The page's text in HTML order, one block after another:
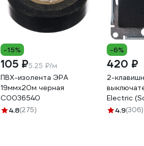
-15%
105 ₽5.25 ₽/м
ПВХ-изолента ЭРА
19ммх20м черная
C0036540
4.8(275)
-6%
420 ₽
2-
Electric
Electric)
4.9(306)